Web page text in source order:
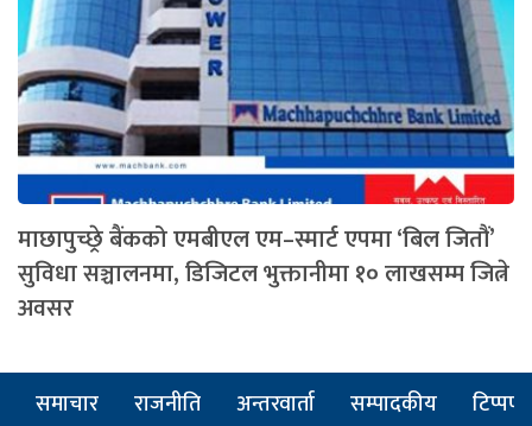
माछापुच्छ्रे बैंकको एमबीएल एम–स्मार्ट एपमा ‘बिल जितौं’
सुविधा सञ्चालनमा, डिजिटल भुक्तानीमा १० लाखसम्म जित्ने
अवसर
समाचार राजनीति अन्तरवार्ता सम्पादकीय टिप्पणी